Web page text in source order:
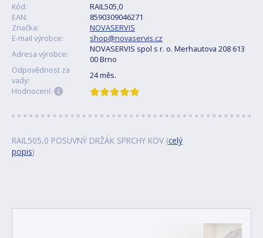
Kód:
RAIL505,0
EAN:
8590309046271
Značka:
NOVASERVIS
E-mail výrobce:
shop@novaservis.cz
Adresa výrobce:
NOVASERVIS spol s r. o. Merhautova 208 613
00 Brno
Odpovědnost za
vady:
24 měs.
Hodnocení:
RAIL505,0 POSUVNÝ DRŽÁK SPRCHY KOV (celý
popis)